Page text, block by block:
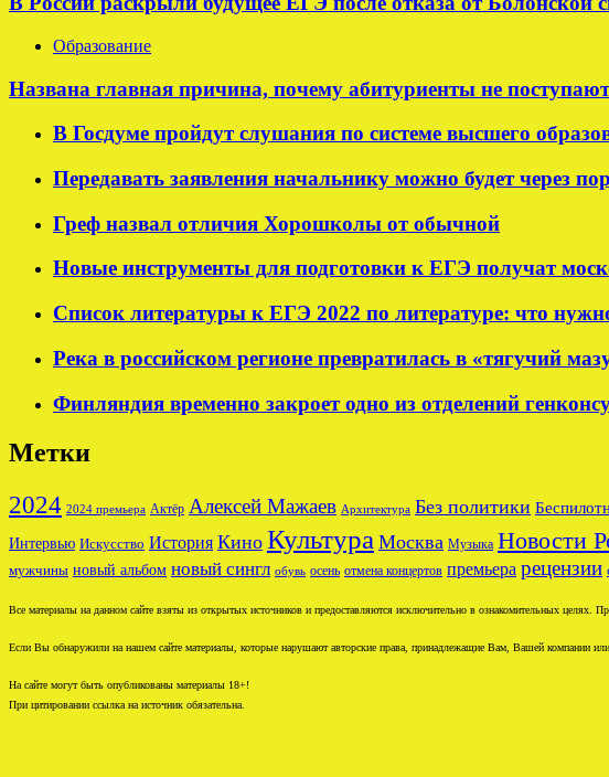
Образование
Названа главная причина, почему абитуриенты не
В Госдуме пройдут слушания по системе высшего
Передавать заявления начальнику можно будет через
Греф назвал отличия Хорошколы от обычной
Новые инструменты для подготовки к ЕГЭ получат
Список литературы к ЕГЭ 2022 по литературе: что
Река в российском регионе превратилась в «тягучий
Финляндия временно закроет одно из отделений
Метки
2024 2024 премьера Актёр Алексей Мажаев Архитектура Без политики
Интервью Искусство История Кино Культура Москва Музыка Новости
мужчины новый альбом новый сингл обувь осень отмена концертов премьера рецензии
Все материалы на данном сайте взяты из открытых источников и предоставляются исключительно в ознакомительных целях.
Если Вы обнаружили на нашем сайте материалы, которые нарушают авторские права, принадлежащие Вам, Вашей компании
На сайте могут быть опубликованы материалы 18+!
При цитировании ссылка на источник обязательна.